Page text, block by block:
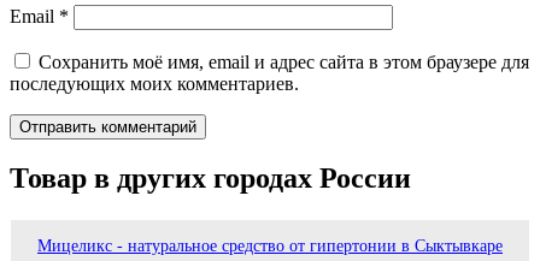
Email *
Сохранить моё имя, email и адрес сайта в этом браузере для
последующих моих комментариев.
Товар в других городах России
Мицеликс - натуральное средство от гипертонии в Сыктывкаре